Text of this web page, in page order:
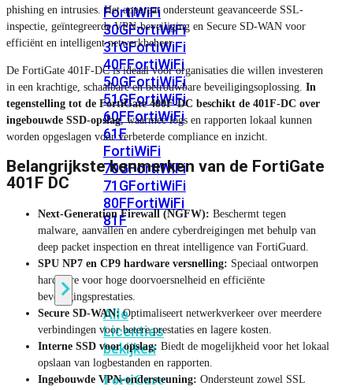
FortiWiFi
30GFortiWiFi
31GFortiWiFi
40FFortiWiFi
50GFortiWiFi
51GFortiWiFi
60FFortiWiFi
61F
FortiWiFi
70GFortiWiFi
71GFortiWiFi
80FFortiWiFi
81F
Licentie
Alle
Licenties
bekijken
FortiCare
phishing en intrusies. Het apparaat ondersteunt geavanceerde SSL-
inspectie, geïntegreerde VPN-beveiliging en Secure SD-WAN voor
efficiënt en intelligent netwerkbeheer.
De FortiGate 401F-DC is ideaal voor organisaties die willen investeren
in een krachtige, schaalbare en betrouwbare beveiligingsoplossing. In
tegenstelling tot de FortiGate 400F-DC beschikt de 401F-DC over
ingebouwde SSD-opslag, waarmee logs en rapporten lokaal kunnen
worden opgeslagen voor verbeterde compliance en inzicht.
Belangrijkste kenmerken van de FortiGate
401F DC
Next-Generation Firewall (NGFW): Beschermt tegen
malware, aanvallen en andere cyberdreigingen met behulp van
deep packet inspection en threat intelligence van FortiGuard.
SPU NP7 en CP9 hardware versnelling: Speciaal ontworpen
hardware voor hoge doorvoersnelheid en efficiënte
beveiligingsprestaties.
Secure SD-WAN: Optimaliseert netwerkverkeer over meerdere
verbindingen voor betere prestaties en lagere kosten.
Interne SSD voor opslag: Biedt de mogelijkheid voor het lokaal
opslaan van logbestanden en rapporten.
Ingebouwde VPN-ondersteuning: Ondersteunt zowel SSL